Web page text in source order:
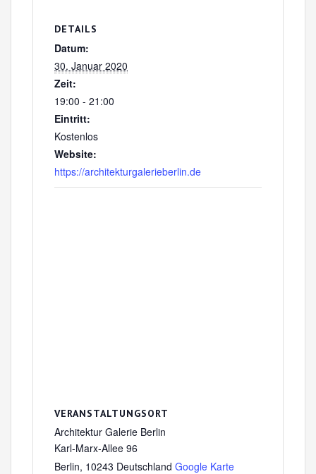
DETAILS
Datum:
30. Januar 2020
Zeit:
19:00 - 21:00
Eintritt:
Kostenlos
Website:
https://architekturgalerieberlin.de
VERANSTALTUNGSORT
Architektur Galerie Berlin
Karl-Marx-Allee 96
Berlin, 10243 Deutschland Google Karte